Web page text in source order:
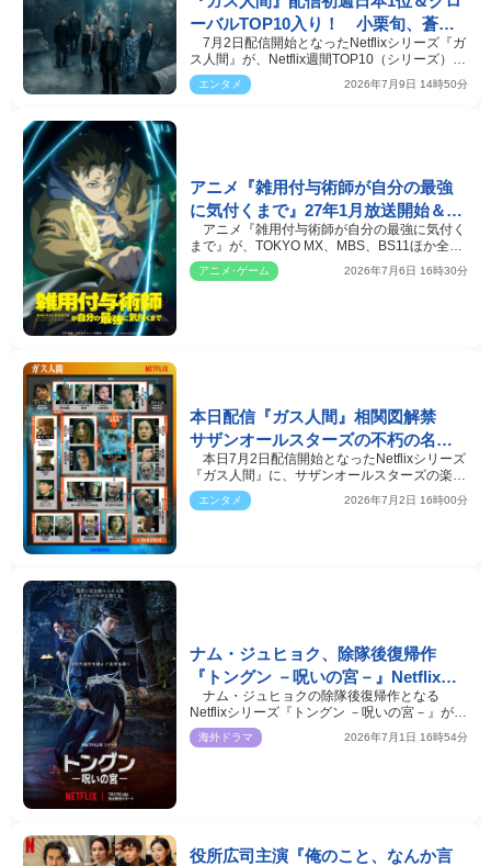
ーバルTOP10入り！ 小栗旬、蒼井
優、広瀬すずらが集結したSPアート
到着
7月2日配信開始となったNetflixシリーズ『ガ
ス人間』が、Netflix週間TOP10（シリーズ）で
1位を獲得、さ…
エンタメ 2026年7月9日 14時50分
アニメ『雑用付与術師が自分の最強
に気付くまで』27年1月放送開始＆第
1弾PV解禁 追加キャストに渡辺明乃
ら
アニメ『雑用付与術師が自分の最強に気付く
まで』が、TOKYO MX、MBS、BS11ほか全国
約20局にて2027年1月…
アニメ･ゲーム 2026年7月6日 16時30分
本日配信『ガス人間』相関図解禁
サザンオールスターズの不朽の名曲
「いとしのエリー」が物語をつな
ぐ“キーソング”に
本日7月2日配信開始となったNetflixシリーズ
『ガス人間』に、サザンオールスターズの楽曲
「いとしのエリ…
エンタメ 2026年7月2日 16時00分
ナム・ジュヒョク、除隊後復帰作
『トングン －呪いの宮－』Netflixに
て7.17配信スタート
ナム・ジュヒョクの除隊後復帰作となる
Netflixシリーズ『トングン －呪いの宮－』が、
7月17日より世界独…
海外ドラマ 2026年7月1日 16時54分
役所広司主演『俺のこと、なんか言